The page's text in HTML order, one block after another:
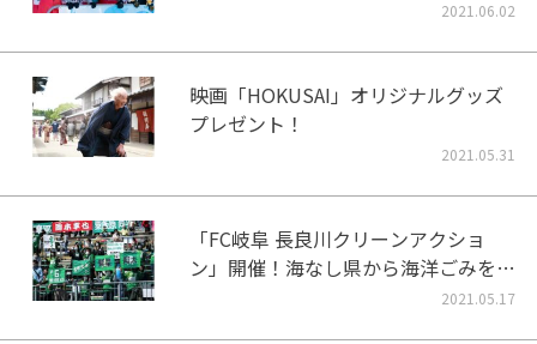
2021.06.02
映画「HOKUSAI」オリジナルグッズ
プレゼント！
2021.05.31
「FC岐阜 長良川クリーンアクショ
ン」開催！海なし県から海洋ごみをな
2021.05.17